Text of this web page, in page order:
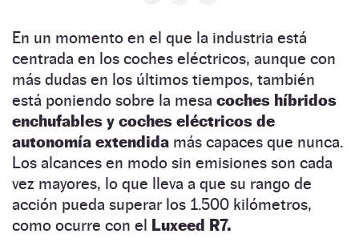
En un momento en el que la industria está
centrada en los coches eléctricos, aunque con
más dudas en los últimos tiempos, también
está poniendo sobre la mesa coches híbridos
enchufables y coches eléctricos de
autonomía extendida más capaces que nunca.
Los alcances en modo sin emisiones son cada
vez mayores, lo que lleva a que su rango de
acción pueda superar los 1.500 kilómetros,
como ocurre con el Luxeed R7.